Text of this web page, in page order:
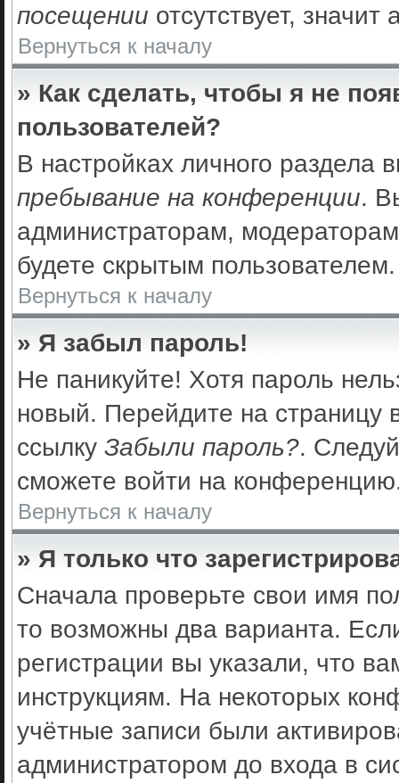
посещении отсутствует,
Вернуться к началу
» Как сделать, чтобы я не
пользователей?
В настройках личного раздела
пребывание на конференции.
администраторам,
будете скрытым пользователем.
Вернуться к началу
» Я забыл пароль!
Не паникуйте! Хотя пароль
новый. Перейдите на
ссылку Забыли пароль?.
сможете войти на
Вернуться к началу
» Я только что
Сначала проверьте свои имя
то возможны два варианта.
регистрации вы указали, что
инструкциям. На некоторых
учётные записи были
администратором до входа в